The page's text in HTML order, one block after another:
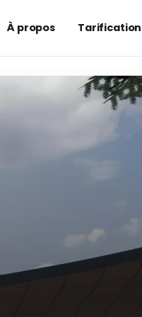
À propos Tarification